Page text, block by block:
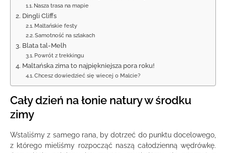
Nasza trasa na mapie
Dingli Cliffs
Maltańskie festy
Samotność na szlakach
Blata tal-Melh
Powrót z trekkingu
Maltańska zima to najpiękniejsza pora roku!
Chcesz dowiedzieć się wiecej o Malcie?
Cały dzień na łonie natury w środku
zimy
Wstaliśmy z samego rana, by dotrzeć do punktu docelowego,
z którego mieliśmy rozpocząć naszą całodzienną wędrówkę.